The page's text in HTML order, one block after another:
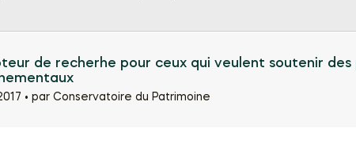
de recherhe pour ceux qui veulent soutenir des
• par Conservatoire du Patrimoine